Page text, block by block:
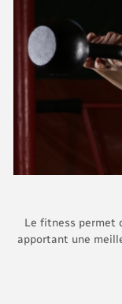
Le fitness permet
apportant une